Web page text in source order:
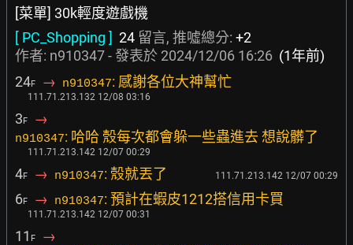
[菜單] 30k輕度遊戲機
[ PC_Shopping ] 24 留言, 推噓總分: +2
作者: n910347 - 發表於 2024/12/06 16:26 (1年前)
24F → n910347: 感謝各位大神幫忙
111.71.213.132 12/08 03:16
3F →
n910347: 哈哈 殼每次都會躲一些蟲進去 想說髒了
111.71.213.142 12/07 00:29
4F → n910347: 殼就丟了 111.71.213.142 12/07 00:29
6F → n910347: 預計在蝦皮1212搭信用卡買
111.71.213.142 12/07 00:31
11 F →